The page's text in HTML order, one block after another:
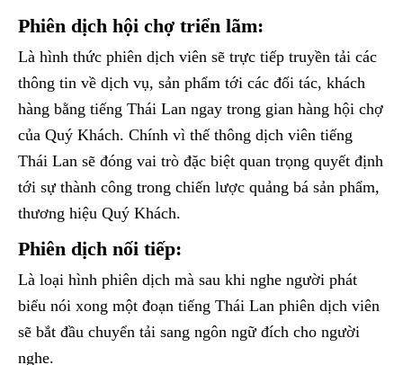
Phiên dịch hội chợ triển lãm:
Là hình thức phiên dịch viên sẽ trực tiếp truyền tải các
thông tin về dịch vụ, sản phẩm tới các đối tác, khách
hàng bằng tiếng Thái Lan ngay trong gian hàng hội chợ
của Quý Khách. Chính vì thế thông dịch viên tiếng
Thái Lan sẽ đóng vai trò đặc biệt quan trọng quyết định
tới sự thành công trong chiến lược quảng bá sản phẩm,
thương hiệu Quý Khách.
Phiên dịch nối tiếp:
Là loại hình phiên dịch mà sau khi nghe người phát
biểu nói xong một đoạn tiếng Thái Lan phiên dịch viên
sẽ bắt đầu chuyển tải sang ngôn ngữ đích cho người
nghe.